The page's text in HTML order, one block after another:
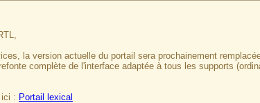
la version actuelle du portail sera prochainement
complète de l'interface adaptée à tous les supports
: Portail lexical